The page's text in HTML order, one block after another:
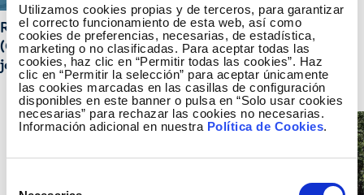
Utilizamos cookies propias y de terceros, para garantizar
el correcto funcionamiento de esta web, así como
cookies de preferencias, necesarias, de estadística,
marketing o no clasificadas. Para aceptar todas las
cookies, haz clic en “Permitir todas las cookies”. Haz
clic en “Permitir la selección” para aceptar únicamente
las cookies marcadas en las casillas de configuración
disponibles en este banner o pulsa en “Solo usar cookies
necesarias” para rechazar las cookies no necesarias.
Información adicional en nuestra Política de Cookies.
Redeia, the Centre d'Estudis Avançats de Blanes
(CEAB-CSIC) and the Institut Menorquí d’Estudis
join forces to protect macroalgae in Menorca